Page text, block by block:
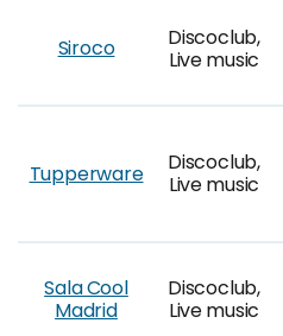
Siroco
Discoclub,
Live music
Tupperware
Discoclub,
Live music
Sala Cool
Madrid
Discoclub,
Live music